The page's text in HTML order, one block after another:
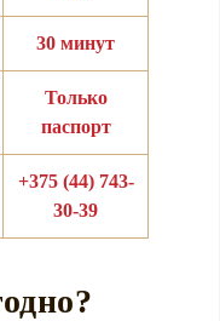
30 минут
Только
паспорт
+375 (44) 743-
30-39